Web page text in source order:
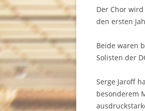
Der Chor
den ersten
Beide waren
Solisten der
Serge Jaroff
besonderem